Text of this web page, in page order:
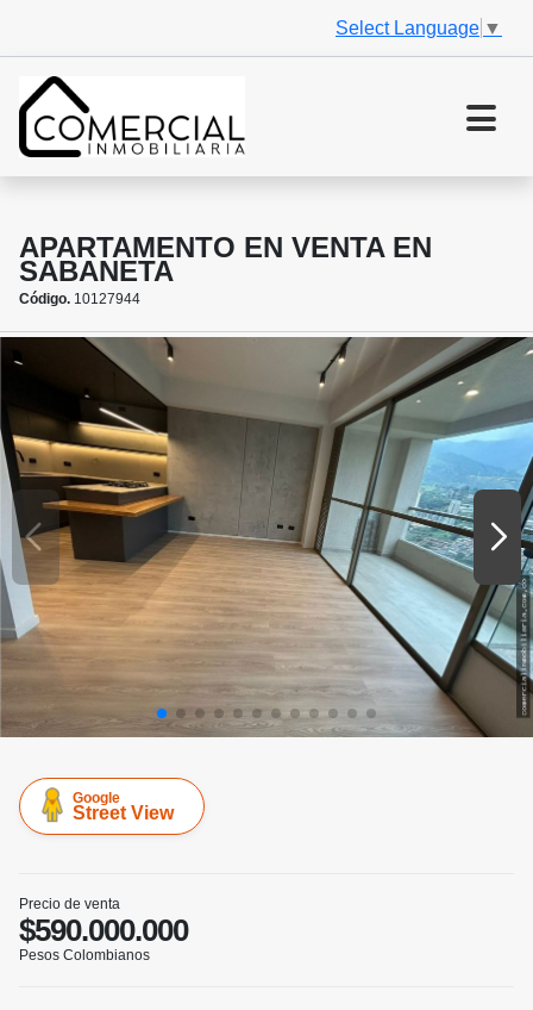
Select Language ▼
APARTAMENTO EN VENTA EN
SABANETA
Código. 10127944
Google
Street View
Precio de venta
$590.000.000
Pesos Colombianos